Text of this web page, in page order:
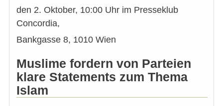
den 2. Oktober, 10:00 Uhr im Presseklub
Concordia,
Bankgasse 8, 1010 Wien
Muslime fordern von Parteien
klare Statements zum Thema
Islam